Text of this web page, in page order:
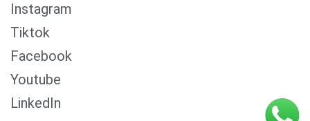
Instagram
Tiktok
Facebook
Youtube
LinkedIn